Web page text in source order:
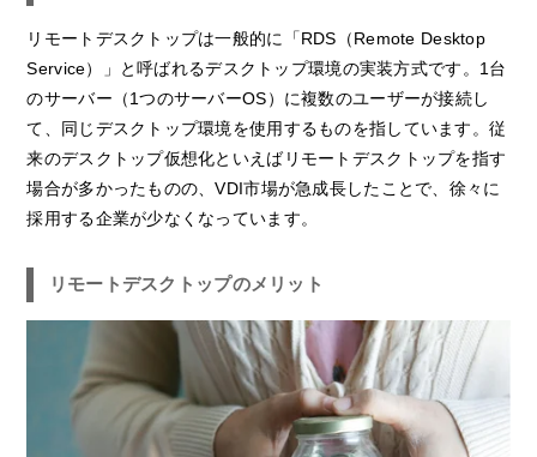
リモートデスクトップは一般的に「RDS（Remote Desktop
Service）」と呼ばれるデスクトップ環境の実装方式です。1台
のサーバー（1つのサーバーOS）に複数のユーザーが接続し
て、同じデスクトップ環境を使用するものを指しています。従
来のデスクトップ仮想化といえばリモートデスクトップを指す
場合が多かったものの、VDI市場が急成長したことで、徐々に
採用する企業が少なくなっています。
リモートデスクトップのメリット